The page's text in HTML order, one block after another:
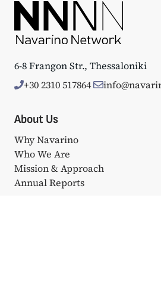
6-8 Frangon Str., Thessaloniki
+30 2310 517864
About Us
Why Navarino
Who We Are
Mission & Approach
Annual Reports